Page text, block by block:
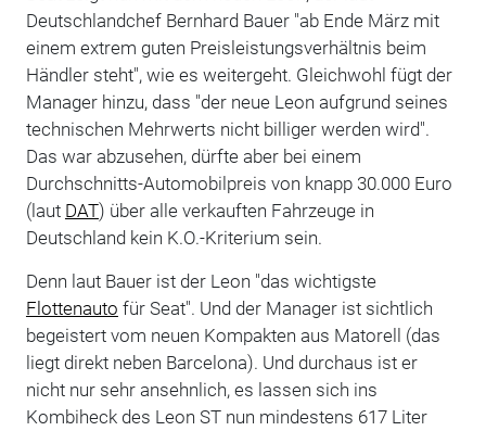
Deutschlandchef Bernhard Bauer "ab Ende März mit
einem extrem guten Preisleistungsverhältnis beim
Händler steht", wie es weitergeht. Gleichwohl fügt der
Manager hinzu, dass "der neue Leon aufgrund seines
technischen Mehrwerts nicht billiger werden wird".
Das war abzusehen, dürfte aber bei einem
Durchschnitts-Automobilpreis von knapp 30.000 Euro
(laut DAT) über alle verkauften Fahrzeuge in
Deutschland kein K.O.-Kriterium sein.
Denn laut Bauer ist der Leon "das wichtigste
Flottenauto für Seat". Und der Manager ist sichtlich
begeistert vom neuen Kompakten aus Matorell (das
liegt direkt neben Barcelona). Und durchaus ist er
nicht nur sehr ansehnlich, es lassen sich ins
Kombiheck des Leon ST nun mindestens 617 Liter